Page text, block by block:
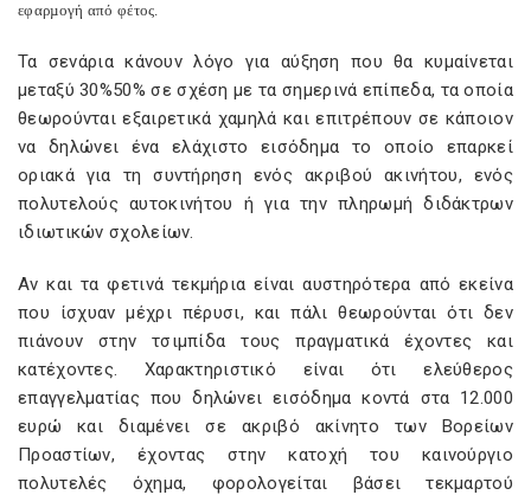
εφαρµογή από φέτος.
Τα σενάρια κάνουν λόγο για αύξηση που θα κυµαίνεται
µεταξύ 30%50% σε σχέση µε τα σηµερινά επίπεδα, τα οποία
θεωρούνται εξαιρετικά χαµηλά και επιτρέπουν σε κάποιον
να δηλώνει ένα ελάχιστο εισόδηµα το οποίο επαρκεί
οριακά για τη συντήρηση ενός ακριβού ακινήτου, ενός
πολυτελούς αυτοκινήτου ή για την πληρωµή διδάκτρων
ιδιωτικών σχολείων.
Αν και τα φετινά τεκµήρια είναι αυστηρότερα από εκείνα
που ίσχυαν µέχρι πέρυσι, και πάλι θεωρούνται ότι δεν
πιάνουν στην τσιµπίδα τους πραγµατικά έχοντες και
κατέχοντες. Χαρακτηριστικό είναι ότι ελεύθερος
επαγγελµατίας που δηλώνει εισόδηµα κοντά στα 12.000
ευρώ και διαµένει σε ακριβό ακίνητο των Βορείων
Προαστίων, έχοντας στην κατοχή του καινούργιο
πολυτελές όχηµα, φορολογείται βάσει τεκµαρτού